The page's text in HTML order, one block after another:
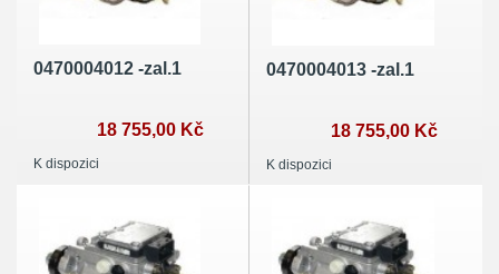
0470004012 -zal.1
18 755,00 Kč
K dispozici
0470004013 -zal.1
18 755,00 Kč
K dispozici